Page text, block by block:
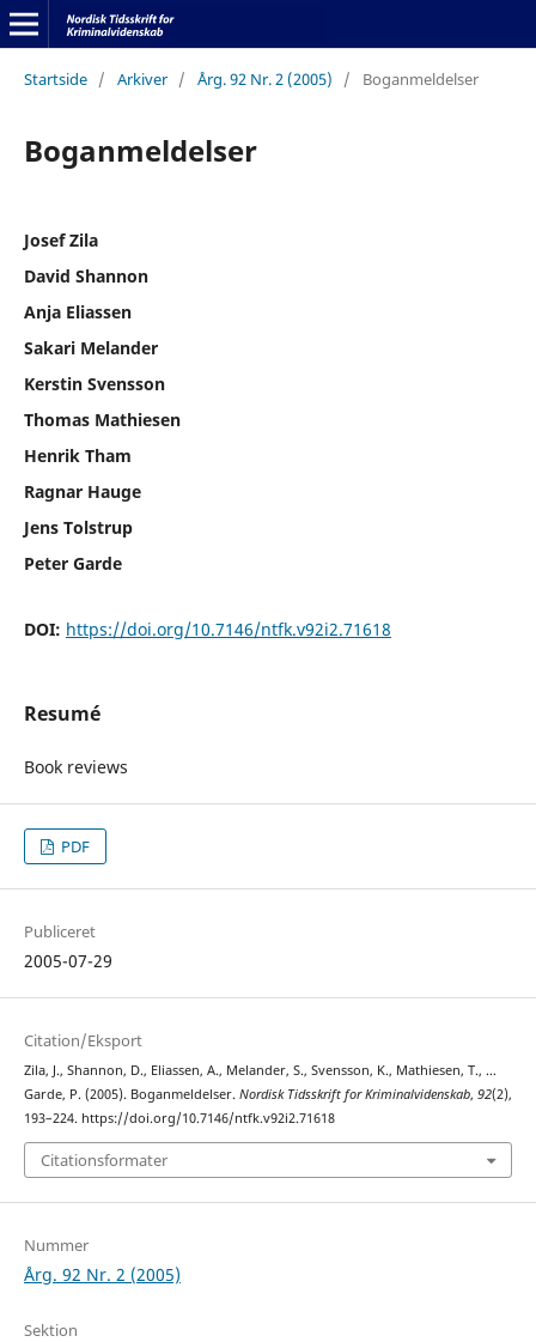
Startside / Arkiver / Årg. 92 Nr. 2 (2005) / Boganmeldelser
Boganmeldelser
Josef Zila
David Shannon
Anja Eliassen
Sakari Melander
Kerstin Svensson
Thomas Mathiesen
Henrik Tham
Ragnar Hauge
Jens Tolstrup
Peter Garde
DOI: https://doi.org/10.7146/ntfk.v92i2.71618
Resumé
Book reviews
PDF
Publiceret
2005-07-29
Citation/Eksport
Zila, J., Shannon, D., Eliassen, A., Melander, S., Svensson, K., Mathiesen, T., …
Garde, P. (2005). Boganmeldelser. Nordisk Tidsskrift for Kriminalvidenskab, 92(2),
193–224. https://doi.org/10.7146/ntfk.v92i2.71618
Citationsformater
Nummer
Årg. 92 Nr. 2 (2005)
Sektion